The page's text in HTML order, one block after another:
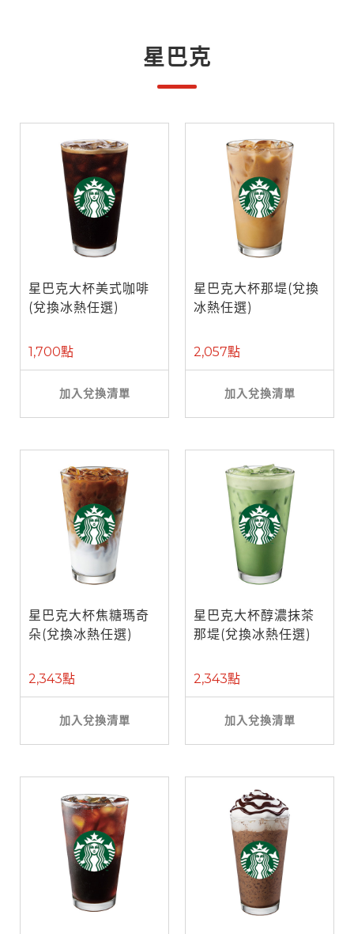
星巴克
星巴克大杯美式咖啡
(兌換冰熱任選)
1,700點
加入兌換清單
星巴克大杯那堤(兌換
冰熱任選)
2,057點
加入兌換清單
星巴克大杯焦糖瑪奇
朵(兌換冰熱任選)
2,343點
加入兌換清單
星巴克大杯醇濃抹茶
那堤(兌換冰熱任選)
2,343點
加入兌換清單